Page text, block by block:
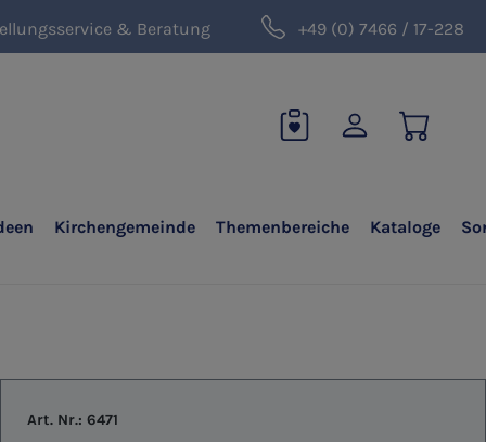
& Beratung +49 (0) 7466 / 17-228
Kirchengemeinde Themenbereiche Kataloge
Art. Nr.: 6471